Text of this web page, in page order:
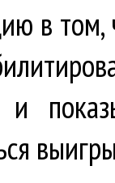
в том,
и